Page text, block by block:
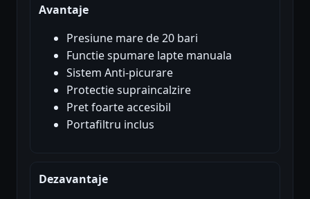
Avantaje
Presiune mare de 20 bari
Functie spumare lapte manuala
Sistem Anti-picurare
Protectie supraincalzire
Pret foarte accesibil
Portafiltru inclus
Dezavantaje